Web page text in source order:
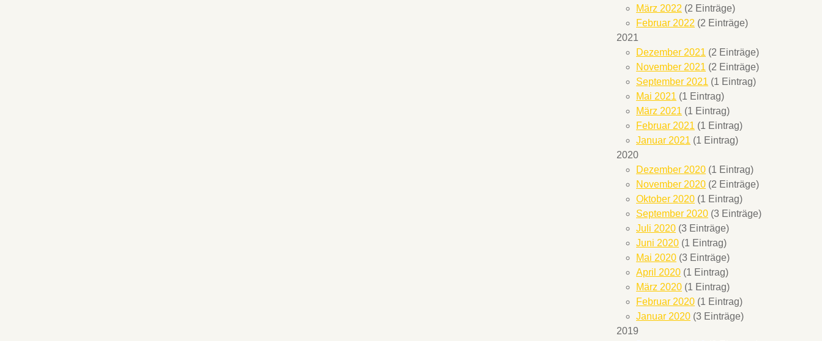
März 2022 (2 Einträge)
Februar 2022 (2 Einträge)
2021
Dezember 2021 (2 Einträge)
November 2021 (2 Einträge)
September 2021 (1 Eintrag)
Mai 2021 (1 Eintrag)
März 2021 (1 Eintrag)
Februar 2021 (1 Eintrag)
Januar 2021 (1 Eintrag)
2020
Dezember 2020 (1 Eintrag)
November 2020 (2 Einträge)
Oktober 2020 (1 Eintrag)
September 2020 (3 Einträge)
Juli 2020 (3 Einträge)
Juni 2020 (1 Eintrag)
Mai 2020 (3 Einträge)
April 2020 (1 Eintrag)
März 2020 (1 Eintrag)
Februar 2020 (1 Eintrag)
Januar 2020 (3 Einträge)
2019